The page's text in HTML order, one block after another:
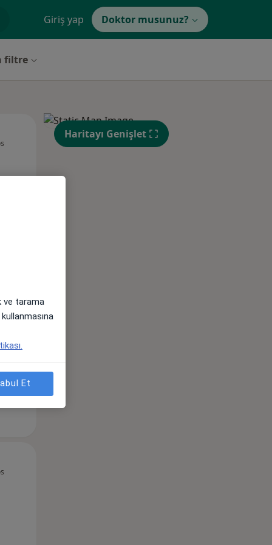
Giriş yap Doktor musunuz?
filtre
11 Ağustos
Çar,
12 Ağustos
Per,
13 Ağustos
Sal,
11 Ağustos
Haritayı Genişlet
ve tarama
Et